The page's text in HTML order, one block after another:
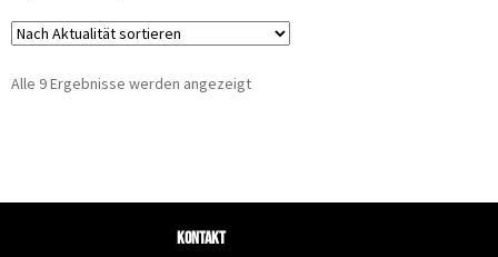
Alle 9 Ergebnisse werden angezeigt
Kontakt